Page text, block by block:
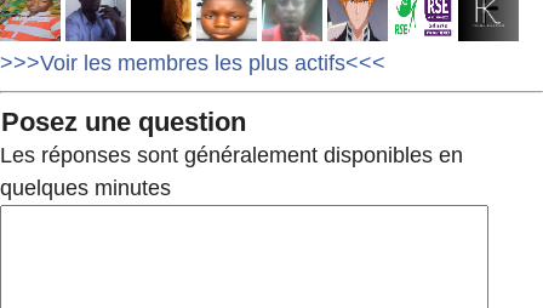
>>>Voir les membres les plus actifs<<<
Posez une question
Les réponses sont généralement disponibles en
quelques minutes